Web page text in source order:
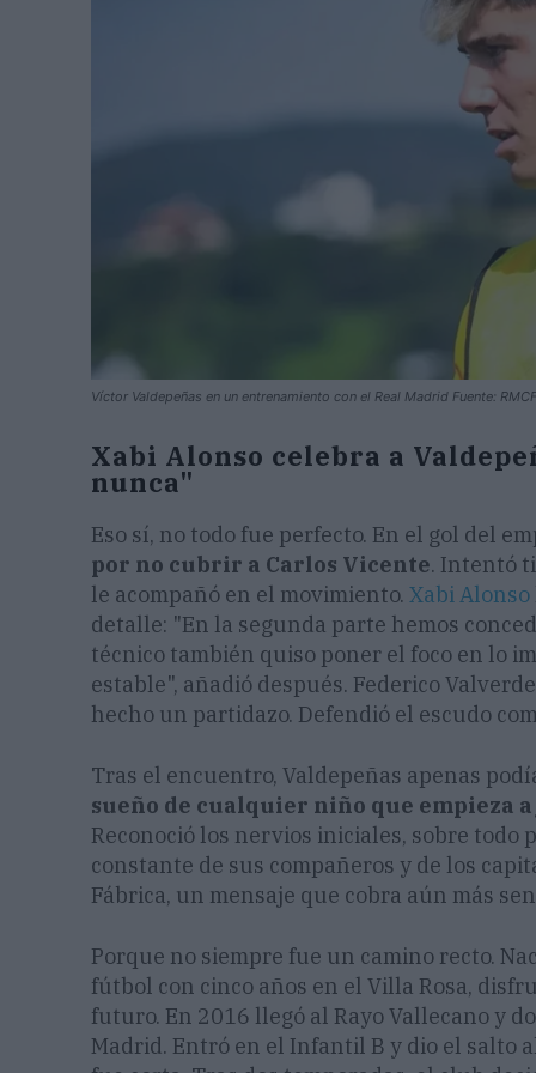
Víctor Valdepeñas en un entrenamiento con el Real Madrid Fuente: RMCF
Xabi Alonso celebra a
nunca"
Eso sí, no todo fue perfecto. En el gol del
por no cubrir a Carlos Vicente. Intentó
le acompañó en el movimiento. Xabi Alonso
detalle: "En la segunda parte hemos
técnico también quiso poner el foco en lo
estable", añadió después. Federico
hecho un partidazo. Defendió el escudo
Tras el encuentro, Valdepeñas apenas
sueño de cualquier niño que empieza
Reconoció los nervios iniciales, sobre
constante de sus compañeros y de los
Fábrica, un mensaje que cobra aún más
Porque no siempre fue un camino recto.
fútbol con cinco años en el Villa Rosa,
futuro. En 2016 llegó al Rayo Vallecano y
Madrid. Entró en el Infantil B y dio el salto